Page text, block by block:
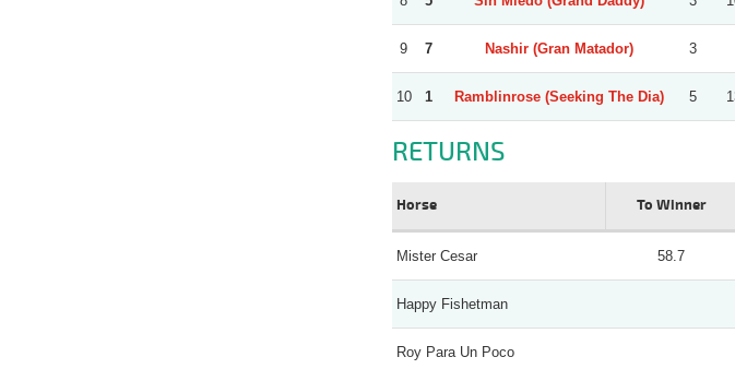
9 7 Nashir (Gran Matador) 3
10 1 Ramblinrose (Seeking The Dia) 5
RETURNS
Horse To Winner
Mister Cesar 58.7
Happy Fishetman
Roy Para Un Poco